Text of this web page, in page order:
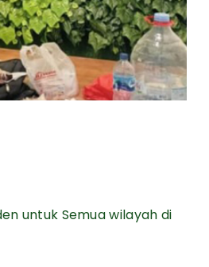
untuk Semua wilayah di